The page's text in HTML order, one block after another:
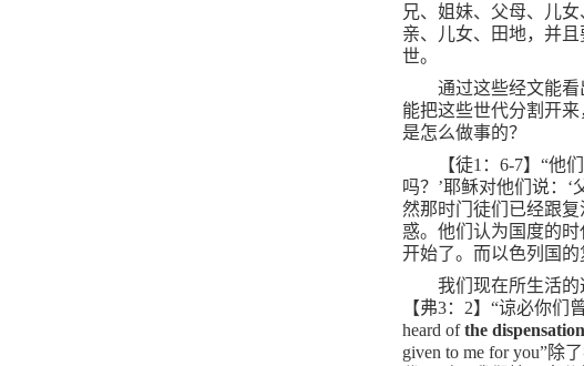
兄、姐妹、父母、儿
亲、儿女、田地，并
世。
通过这些经文能
能把这些世代分割开
是怎么做事的？
【徒1 ： 6-7】“他
吗？’耶稣对他们说：
然那时门徒们已经跟
惑。他们认为国度的
开始了。而以色列国的
我们现在所生活
【弗3： 2】“谅必你们
heard ofthe
given to me for you”除